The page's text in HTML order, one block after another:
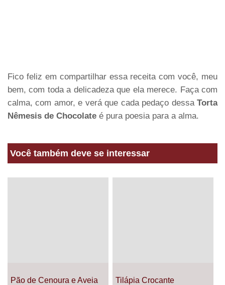
Fico feliz em compartilhar essa receita com você, meu
bem, com toda a delicadeza que ela merece. Faça com
calma, com amor, e verá que cada pedaço dessa Torta
Nêmesis de Chocolate é pura poesia para a alma.
Você também deve se interessar
Pão de Cenoura e Aveia Tilápia Crocante